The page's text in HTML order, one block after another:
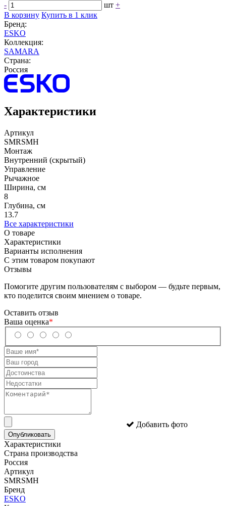
-
шт +
В корзину Купить в 1 клик
Бренд:
ESKO
Коллекция:
SAMARA
Страна:
Россия
Характеристики
Артикул
SMRSMH
Монтаж
Внутренний (скрытый)
Управление
Рычажное
Ширина, см
8
Глубина, см
13.7
Все характеристики
О товаре
Характеристики
Варианты исполнения
С этим товаром покупают
Отзывы
Помогите другим пользователям с выбором — будьте первым,
кто поделится своим мнением о товаре.
Оставить отзыв
Ваша оценка*
Добавить фото
Опубликовать
Характеристики
Страна производства
Россия
Артикул
SMRSMH
Бренд
ESKO